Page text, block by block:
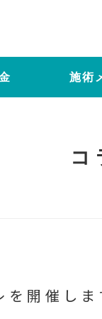
施術
コ
主トレ